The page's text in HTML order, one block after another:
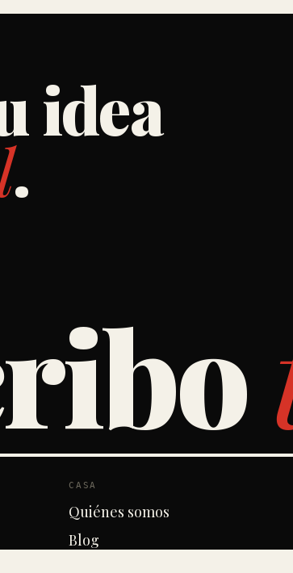
idea
.
CASA
Quiénes somos
Blog